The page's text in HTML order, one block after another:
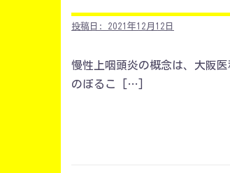
投稿日: 2021年12月12日
慢性上咽頭炎の概念は、大阪
のぼるこ […]